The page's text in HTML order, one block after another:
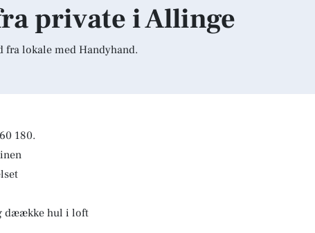
private i Allinge
fra lokale med Handyhand.
180.
dæække hul i loft